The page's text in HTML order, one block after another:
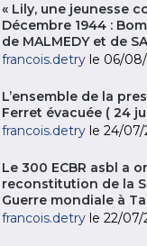
« Lily, une jeunesse
Décembre 1944 :
de MALMEDY et de
francois.detry le 06/
L’ensemble de la
Ferret évacuée ( 24
francois.detry le 24/
Le 300 ECBR asbl a
reconstitution de la
Guerre mondiale à
francois.detry le 22/